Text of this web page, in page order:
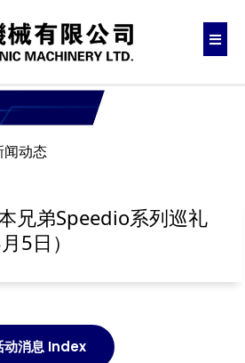
闻动态
兄弟Speedio系列巡礼
5日）
消息 Index